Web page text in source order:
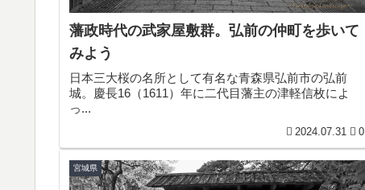
藩政時代の武家屋敷群。弘前の仲町を歩いて
みよう
日本三大桜の名所として有名な青森県弘前市の弘前
城。慶長16（1611）年に二代目藩主の津軽信枚によ
っ...
2024.07.31 0
宮城県